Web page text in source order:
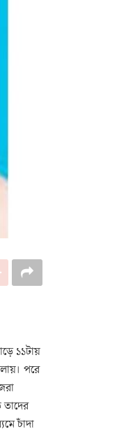
১১টায়
পরে
তাদের
চাঁদা